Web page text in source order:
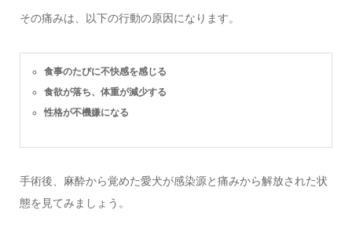
その痛みは、以下の行動の原因になります。
食事のたびに不快感を感じる
食欲が落ち、体重が減少する
性格が不機嫌になる
手術後、麻酔から覚めた愛犬が感染源と痛みから解放された状
態を見てみましょう。